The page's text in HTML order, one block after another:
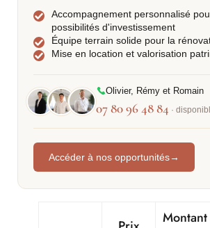
Accompagnement personnalisé
possibilités d'investissement
Équipe terrain solide pour la
Mise en location et valorisation
Olivier, Rémy et Romain
07 80 96 48 84 ·
Accéder à nos opportunités→
Montant